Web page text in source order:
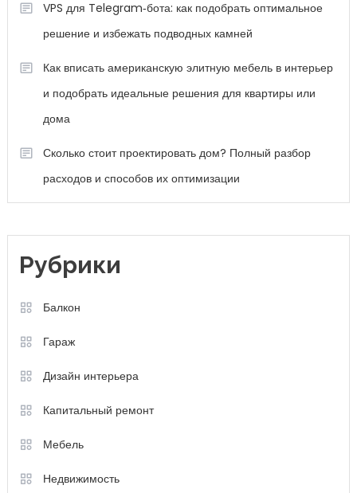
VPS для Telegram‑бота: как подобрать оптимальное
решение и избежать подводных камней
Как вписать американскую элитную мебель в интерьер
и подобрать идеальные решения для квартиры или
дома
Сколько стоит проектировать дом? Полный разбор
расходов и способов их оптимизации
Рубрики
Балкон
Гараж
Дизайн интерьера
Капитальный ремонт
Мебель
Недвижимость